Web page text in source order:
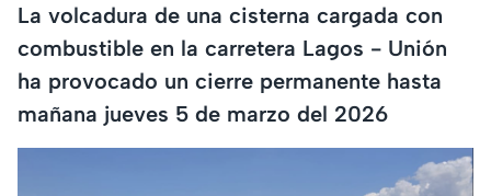
La volcadura de una cisterna cargada con
combustible en la carretera Lagos - Unión
ha provocado un cierre permanente hasta
mañana jueves 5 de marzo del 2026